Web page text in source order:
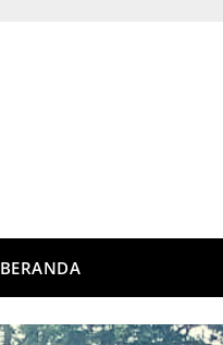
BERANDA